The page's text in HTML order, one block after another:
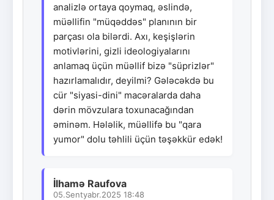
analizlə ortaya qoymaq, əslində,
müəllifin "müqəddəs" planının bir
parçası ola bilərdi. Axı, keşişlərin
motivlərini, gizli ideologiyalarını
anlamaq üçün müəllif bizə "süprizlər"
hazırlamalıdır, deyilmi? Gələcəkdə bu
cür "siyasi-dini" macəralarda daha
dərin mövzulara toxunacağından
əminəm. Hələlik, müəllifə bu "qara
yumor" dolu təhlili üçün təşəkkür edək!
İlhamə Raufova
05.Sentyabr.2025 18:48